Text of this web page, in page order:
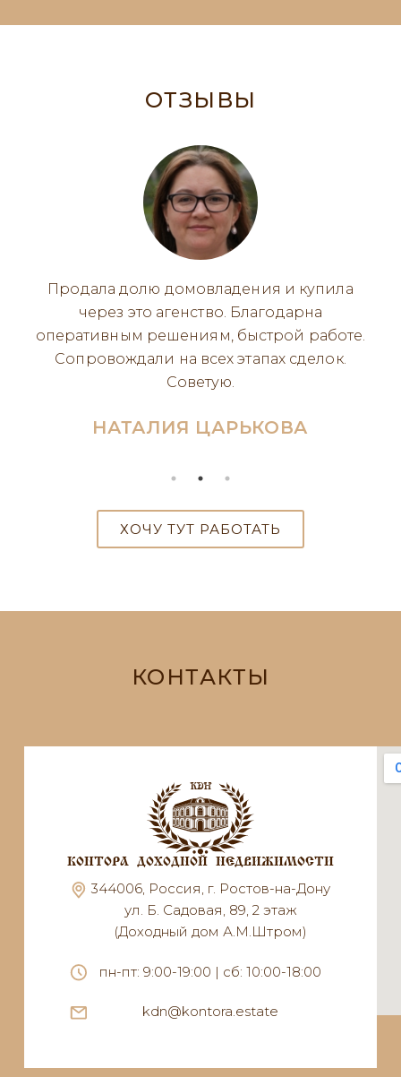
ОТЗЫВЫ
Искали решения по вопросу
недвижимости. Посоветовали обратиться в
Агентство "Контора Доходной
Недвижимости". Сотрудники агентства
оперативно решили нашу проблему .
короткие сроки. Провели сделку под ключ.
Рекомендуем!
ЮЛЯ ШАПОВАЛОВА
344006, Россия, г. Ростов-на-Дону
ул. Б. Садовая, 89, 2 этаж
пн-пт: 9:00-19:00 | сб: 10:00-18:00